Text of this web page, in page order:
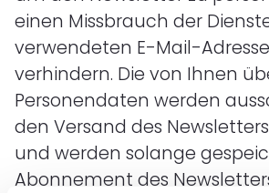
einen Missbrauch der
verwendeten E-Mail-
verhindern. Die von Ihnen
Personendaten werden
den Versand des
und werden solange
Abonnement des